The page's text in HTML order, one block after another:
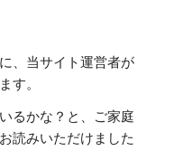
、当サイト運営者が
す。
るかな？と、ご家庭
読みいただけました